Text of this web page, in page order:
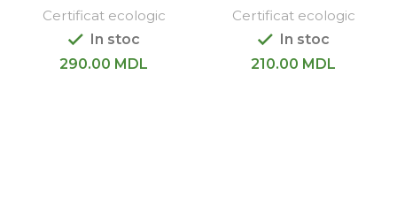
Certificat ecologic
In stoc
290.00 MDL
Certificat ecologic
In stoc
210.00 MDL